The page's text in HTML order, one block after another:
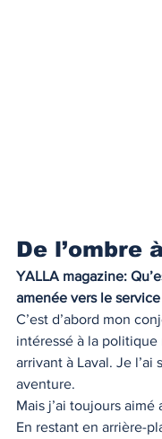
De l’ombre
YALLA magazine:
amenée vers le
C’est d’abord mon
intéressé à la
arrivant à Laval. Je l’ai
aventure.
Mais j’ai toujours aimé
En restant en arrière-